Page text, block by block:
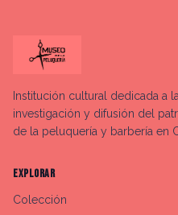
Institución cultural dedicada a
investigación y difusión del
de la peluquería y barbería en
EXPLORAR
Colección